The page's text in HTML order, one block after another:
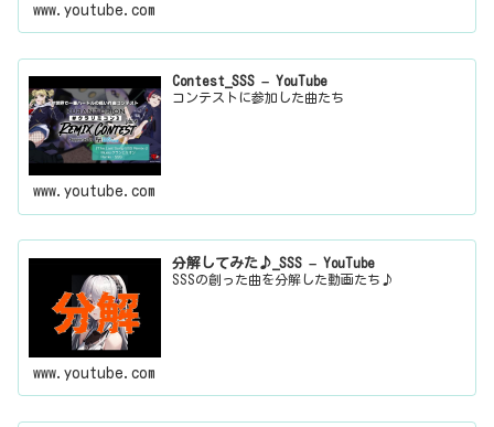
www.youtube.com
Contest_SSS – YouTube
コンテストに参加した曲たち
www.youtube.com
分解してみた♪_SSS – YouTube
SSSの創った曲を分解した動画たち♪
www.youtube.com